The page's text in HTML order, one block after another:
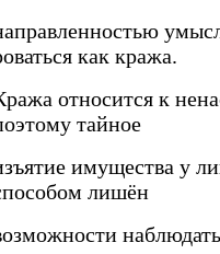
как кража.
относится к
тайное
имущества у
лишён